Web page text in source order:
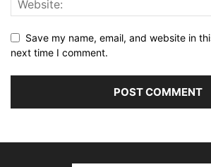
Save my name, email, and website in
next time I comment.